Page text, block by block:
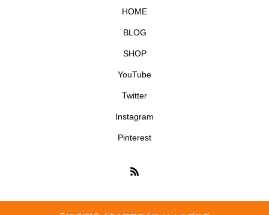
HOME
BLOG
SHOP
YouTube
Twitter
Instagram
Pinterest